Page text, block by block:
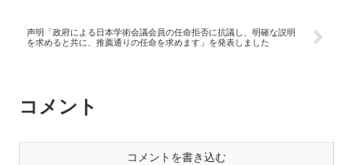
声明「政府による日本学術会議会員の任命拒否に抗議し、明確な説明
を求めると共に、推薦通りの任命を求めます」を発表しました
コメント
コメントを書き込む